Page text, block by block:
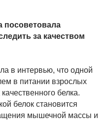
посоветовала
за качеством
в интервью, что одной
в питании взрослых
белка.
белок становится
мышечной массы и